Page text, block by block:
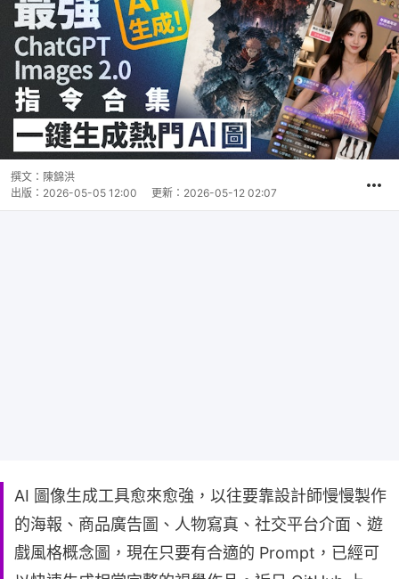
撰文： 陳錦洪
出版： 2026-05-05 12:00 更新： 2026-05-12 02:07
AI 圖像生成工具愈來愈強，以往要靠設計師慢慢製作
的海報、商品廣告圖、人物寫真、社交平台介面、遊
戲風格概念圖，現在只要有合適的 Prompt，已經可